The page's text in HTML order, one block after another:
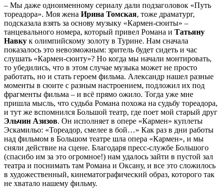
– Мы даже одноименному сериалу дали подзаголовок «Путь
тореадора». Моя жена Ирина Томская, тоже драматург,
подсказала взять за основу музыку «Кармен-сюиты» –
танцевального номера, который привел Романа и Татьяну
Навку к олимпийскому золоту в Турине. Нам сначала
показалось это невозможным: зритель будет сидеть и час
слушать «Кармен-сюиту»? Но когда мы начали монтировать,
то убедились, что в этом случае музыка может не просто
работать, но и стать героем фильма. Александр нашел разные
моменты в сюите с разным настроением, подложил их под
фрагменты фильма – и всё прямо ожило. Тогда уже мне
пришла мысль, что судьба Романа похожа на судьбу тореадора,
и тут же вспомнился Большой театр, где поет мой старый друг
Эльчин Азизов. Он исполняет в опере «Кармен» куплеты
Эскамильо: «Тореадор, смелее в бой…» Как раз в дни работы
над фильмом в Большом театре шла опера «Кармен», и мы
сняли действие на сцене. Благодаря пресс-службе Большого
(спасибо им за это огромное!) нам удалось зайти в пустой зал
театра и поснимать там Романа и Оксану, и все это сложилось
в художественный, кинематографический образ, которого так
не хватало нашему фильму.